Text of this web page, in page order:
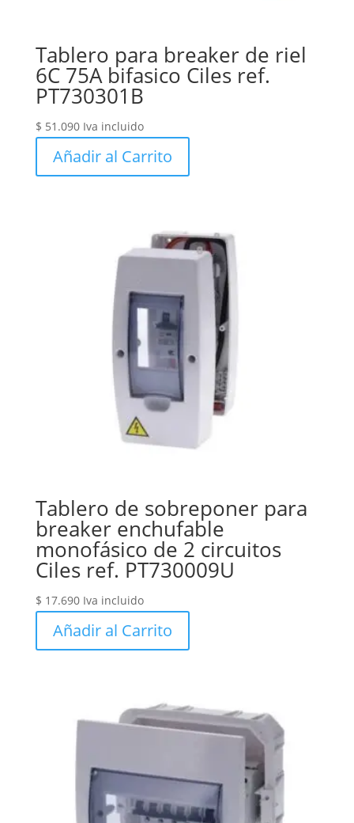
Tablero para breaker de riel
6C 75A bifasico Ciles ref.
PT730301B
$ 51.090 Iva incluido
Añadir al Carrito
Tablero de sobreponer para
breaker enchufable
monofásico de 2 circuitos
Ciles ref. PT730009U
$ 17.690 Iva incluido
Añadir al Carrito